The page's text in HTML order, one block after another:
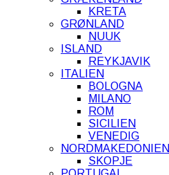
KRETA
GRØNLAND
NUUK
ISLAND
REYKJAVIK
ITALIEN
BOLOGNA
MILANO
ROM
SICILIEN
VENEDIG
NORDMAKEDONIEN
SKOPJE